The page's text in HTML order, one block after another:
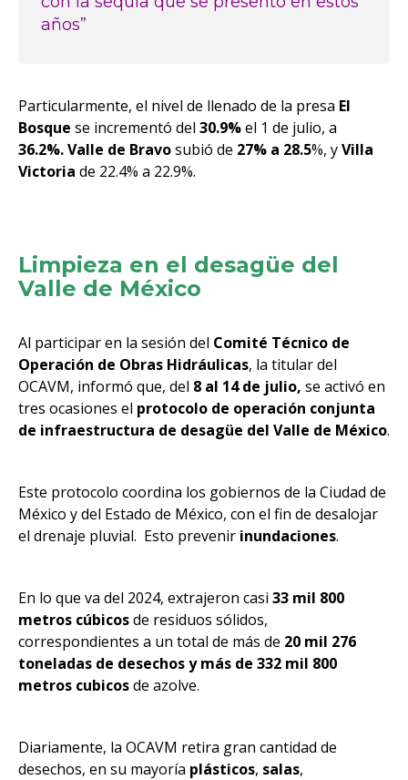
años”
Particularmente, el nivel de llenado de la presa El
Bosque se incrementó del 30.9%el 1 de julio, a
36.2%.Valle de Bravosubió de 27% a 28.5%, yVilla
Victoria de 22.4% a 22.9%.
Limpieza en el desagüe del
Valle de México
Al participar en la sesión del Comité Técnico de
Operación de Obras Hidráulicas, la titular del
OCAVM, informó que, del 8 al 14 de julio, se activó en
tres ocasiones el protocolo de operación conjunta
de infraestructura de desagüe del Valle de México.
Este protocolo coordina los gobiernos de la Ciudad de
México y del Estado de México, con el fin de desalojar
el drenaje pluvial. Esto prevenir inundaciones.
En lo que va del 2024, extrajeron casi 33 mil 800
metros cúbicosde residuos sólidos,
correspondientes a un total de más de 20 mil 276
toneladas de desechos y más de 332 mil 800
metros cubicosde azolve.
Diariamente, la OCAVM retira gran cantidad de
desechos, en su mayoría plásticos, salas,